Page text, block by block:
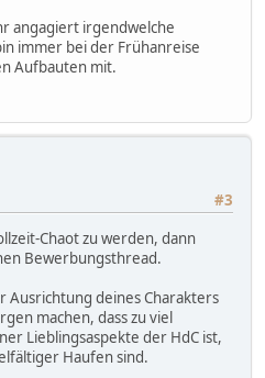
angagiert irgendwelche
immer bei der Frühanreise
Aufbauten mit.
#3
Chaot zu werden, dann
Bewerbungsthread.
Ausrichtung deines Charakters
machen, dass zu viel
Lieblingsaspekte der HdC ist,
Haufen sind.